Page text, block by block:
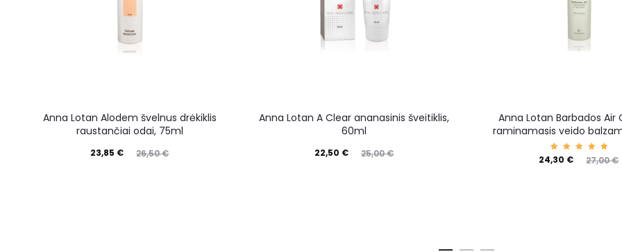
Anna Lotan Alodem švelnus drėkiklis
raustančiai odai, 75ml
26,50€
23,85 €
Anna Lotan A Clear ananasinis šveitiklis,
60ml
25,00€
22,50 €
Anna Lotan Barbados Air
raminamasis veido
Įvertin
imas:
27,00€
24,30 €